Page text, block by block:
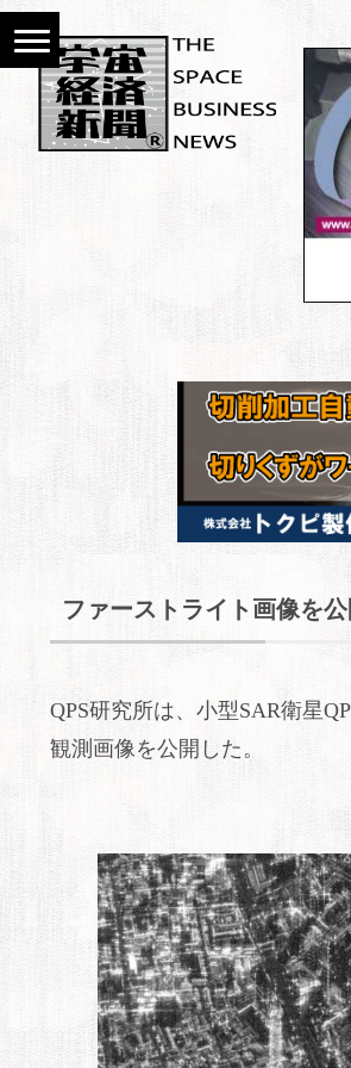
ファーストライト画像を公
QPS研究所は、小型SAR衛星
観測画像を公開した。